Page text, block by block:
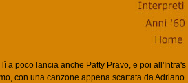
a poco lancia anche Patty Pravo, e poi all'Intra's
con una canzone appena scartata da Adriano